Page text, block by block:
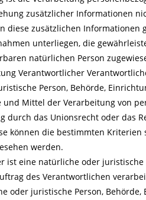
zusätzlicher Informationen
diese zusätzlichen
unterliegen, die
natürlichen Person
Verantwortlicher
Person, Behörde,
Mittel der Verarbeitung von
durch das Unionsrecht oder das
können die bestimmten
werden.
ist eine natürliche oder
des Verantwortlichen
oder juristische Person,